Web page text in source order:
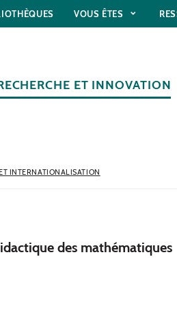
VOUS ÊTES
ET INNOVATION
INTERNATIONALISATION
des mathématiques